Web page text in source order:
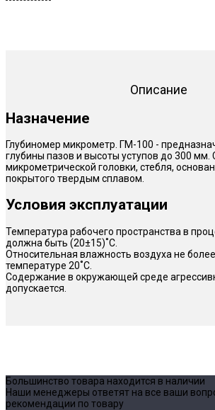
Описание
Назначение
Глубиномер микрометр. ГМ-100 -
глубины пазов и высоты уступов до 300 мм.
микрометрической головки, стебля,
покрытого твердым сплавом.
Условия эксплуатации
Температура рабочего пространства в
должна быть (20±15)˚С.
Относительная влажность воздуха не
температуре 20˚С.
Содержание в окружающей среде
допускается.
Большинство товара находится в наличии
Наши менеджеры ответят на все ваши
рекомендации по товару